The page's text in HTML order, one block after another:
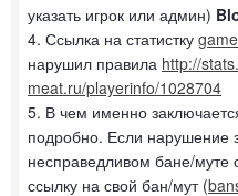
указать игрок или админ)
4. Ссылка на статистку
нарушил правила http://
meat.ru/playerinfo/1028704
5. В чем именно
подробно. Если нарушение
несправедливом бане/муте
ссылку на свой бан/мут (